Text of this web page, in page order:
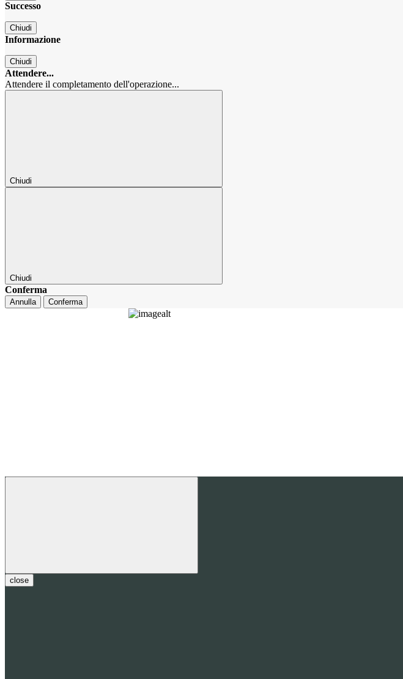
Successo
Chiudi
Informazione
Chiudi
Attendere...
Attendere il completamento dell'operazione...
Chiudi
Chiudi
Conferma
Annulla Conferma
close